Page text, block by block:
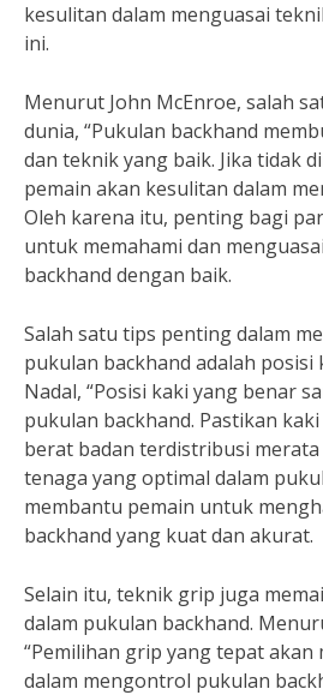
kesulitan dalam menguasai
ini.
Menurut John McEnroe, salah
dunia, “Pukulan backhand
dan teknik yang baik. Jika tidak
pemain akan kesulitan dalam
Oleh karena itu, penting bagi
untuk memahami dan
backhand dengan baik.
Salah satu tips penting dalam
pukulan backhand adalah posisi
Nadal, “Posisi kaki yang benar
pukulan backhand. Pastikan
berat badan terdistribusi
tenaga yang optimal dalam
membantu pemain untuk
backhand yang kuat dan akurat.
Selain itu, teknik grip juga
dalam pukulan backhand.
“Pemilihan grip yang tepat akan
dalam mengontrol pukulan